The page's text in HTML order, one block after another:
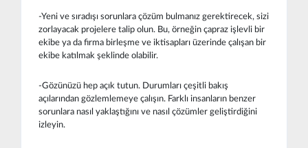
-Yeni ve sıradışı sorunlara çözüm bulmanız gerektirecek, sizi
zorlayacak projelere talip olun. Bu, örneğin çapraz işlevli bir
ekibe ya da firma birleşme ve iktisapları üzerinde çalışan bir
ekibe katılmak şeklinde olabilir.
-Gözünüzü hep açık tutun. Durumları çeşitli bakış
açılarından gözlemlemeye çalışın. Farklı insanların benzer
sorunlara nasıl yaklaştığını ve nasıl çözümler geliştirdiğini
izleyin.